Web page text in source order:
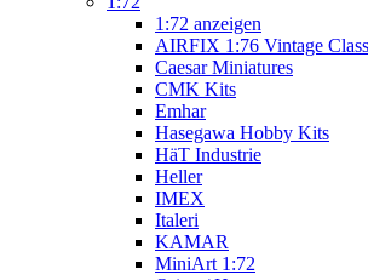
1:72 anzeigen
AIRFIX 1:76 Vintage
Caesar Miniatures
CMK Kits
Emhar
Hasegawa Hobby Kits
HäT Industrie
Heller
IMEX
Italeri
KAMAR
MiniArt 1:72